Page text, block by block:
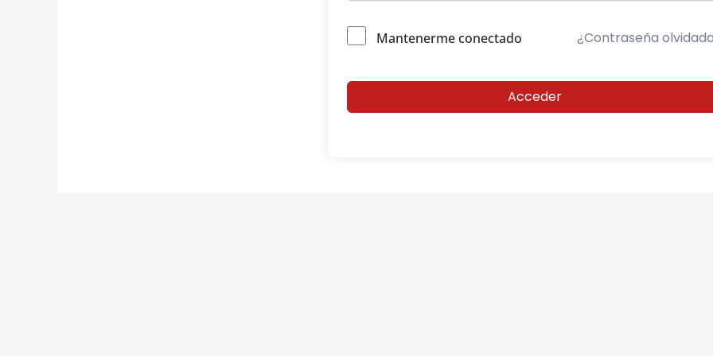
Mantenerme conectado ¿Contraseña
Acceder